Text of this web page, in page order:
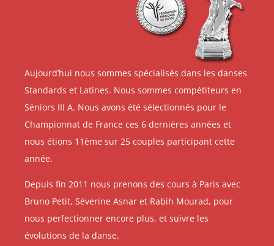
Aujourd’hui nous sommes spécialisés dans les danses
Standards et Latines. Nous sommes compétiteurs en
Séniors III A. Nous avons été sélectionnés pour le
Championnat de France ces 6 dernières années et
nous étions 11ème sur 25 couples participant cette
année.
Depuis fin 2011 nous prenons des cours à Paris avec
Bruno Petit, Séverine Asnar et Rabih Mourad, pour
nous perfectionner encore plus, et suivre les
évolutions de la danse.